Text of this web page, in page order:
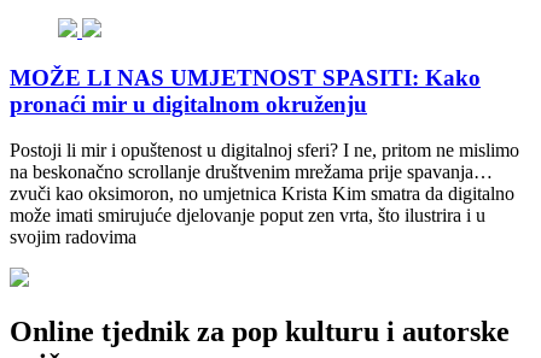
MOŽE LI NAS UMJETNOST SPASITI: Kako
pronaći mir u digitalnom okruženju
Postoji li mir i opuštenost u digitalnoj sferi? I ne, pritom ne mislimo
na beskonačno scrollanje društvenim mrežama prije spavanja…
zvuči kao oksimoron, no umjetnica Krista Kim smatra da digitalno
može imati smirujuće djelovanje poput zen vrta, što ilustrira i u
svojim radovima
Online tjednik za pop kulturu i autorske